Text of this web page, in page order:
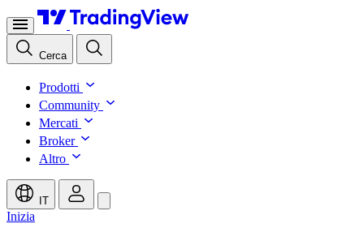
Cerca
Prodotti
Community
Mercati
Broker
Altro
IT
Inizia